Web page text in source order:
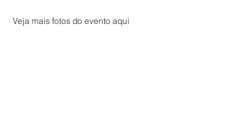
Veja mais fotos do evento aqui